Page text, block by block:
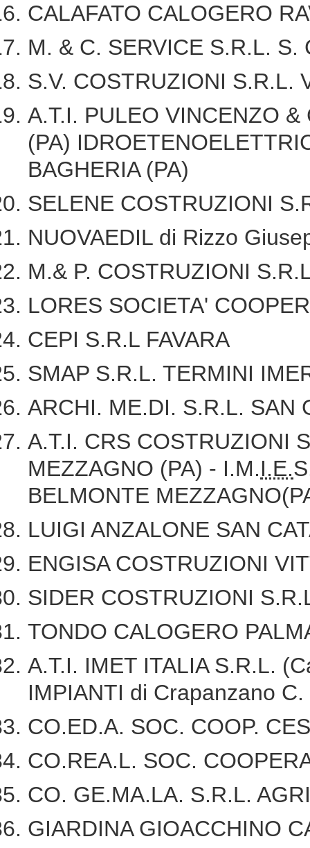
CALAFATO CALOGERO
M. & C. SERVICE S.R.L.
S.V. COSTRUZIONI S.R.L.
A.T.I. PULEO VINCENZO
(PA)
BAGHERIA (PA)
SELENE COSTRUZIONI
NUOVAEDIL di Rizzo
M.& P. COSTRUZIONI
LORES SOCIETA'
CEPI S.R.L FAVARA
SMAP S.R.L. TERMINI
ARCHI. ME.DI. S.R.L. SAN
A.T.I. CRS COSTRUZIONI
MEZZAGNO (PA) - I.M.I.E.
BELMONTE
LUIGI ANZALONE SAN
ENGISA COSTRUZIONI
SIDER COSTRUZIONI
TONDO CALOGERO
A.T.I. IMET ITALIA S.R.L.
IMPIANTI di Crapanzano
CO.ED.A. SOC. COOP.
CO.REA.L. SOC.
CO. GE.MA.LA. S.R.L.
GIARDINA GIOACCHINO